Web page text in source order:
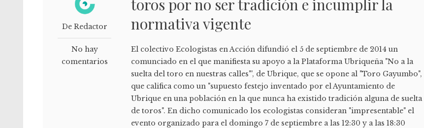
De Redactor
No hay
comentarios
toros por no ser tradición e incumplir la
normativa vigente
El colectivo Ecologistas en Acción difundió el 5 de septiembre de 2014 un
comunciado en el que manifiesta su apoyo a la Plataforma Ubriqueña "No a la
suelta del toro en nuestras calles"', de Ubrique, que se opone al "Toro Gayumbo",
que califica como un "supuesto festejo inventado por el Ayuntamiento de
Ubrique en una población en la que nunca ha existido tradición alguna de suelta
de toros". En dicho comunicado los ecologistas consideran "impresentable" el
evento organizado para el domingo 7 de septiembre a las 12:30 y a las 18:30